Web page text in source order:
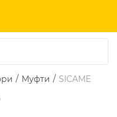
Муфти
SICAME